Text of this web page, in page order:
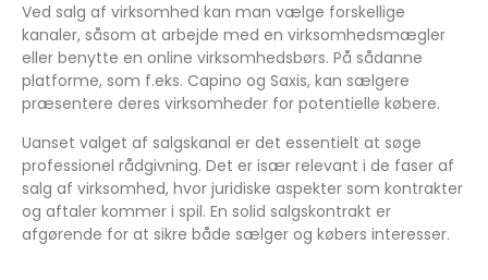
Ved salg af virksomhed kan man vælge forskellige
kanaler, såsom at arbejde med en virksomhedsmægler
eller benytte en online virksomhedsbørs. På sådanne
platforme, som f.eks. Capino og Saxis, kan sælgere
præsentere deres virksomheder for potentielle købere.
Uanset valget af salgskanal er det essentielt at søge
professionel rådgivning. Det er især relevant i de faser af
salg af virksomhed, hvor juridiske aspekter som kontrakter
og aftaler kommer i spil. En solid salgskontrakt er
afgørende for at sikre både sælger og købers interesser.